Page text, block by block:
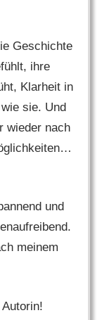
Geschichte
ihre
Klarheit in
sie. Und
wieder nach
und
meinem